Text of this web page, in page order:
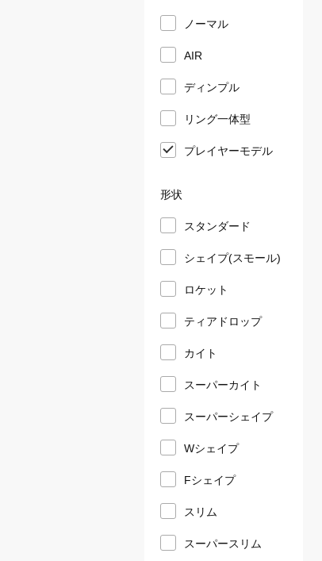
ノーマル
AIR
ディンプル
リング一体型
プレイヤーモデル
形状
スタンダード
シェイプ(スモール)
ロケット
ティアドロップ
カイト
スーパーカイト
スーパーシェイプ
Wシェイプ
Fシェイプ
スリム
スーパースリム